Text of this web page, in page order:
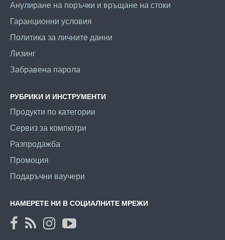
Анулиране на поръчки и връщане на стоки
Гаранционни условия
Политика за личните данни
Лизинг
Забравена парола
РУБРИКИ И ИНСТРУМЕНТИ
Продукти по категории
Сервиз за компютри
Разпродажба
Промоция
Подаръчни ваучери
НАМЕРЕТЕ НИ В СОЦИАЛНИТЕ МРЕЖИ